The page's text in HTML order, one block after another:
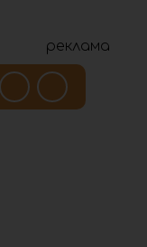
реклама